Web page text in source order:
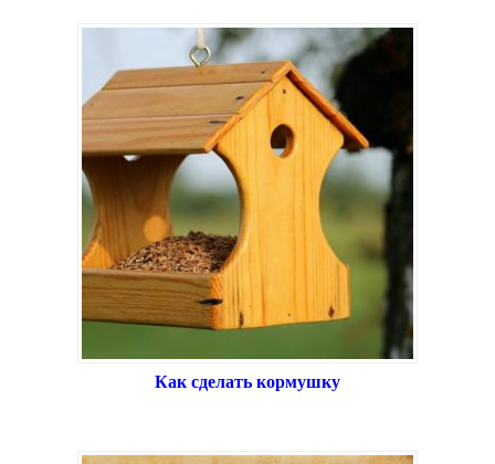
Как сделать кормушку